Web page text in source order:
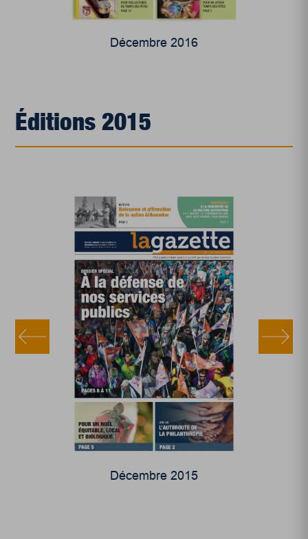
Décembre 2016
Éditions 2015
Décembre 2015